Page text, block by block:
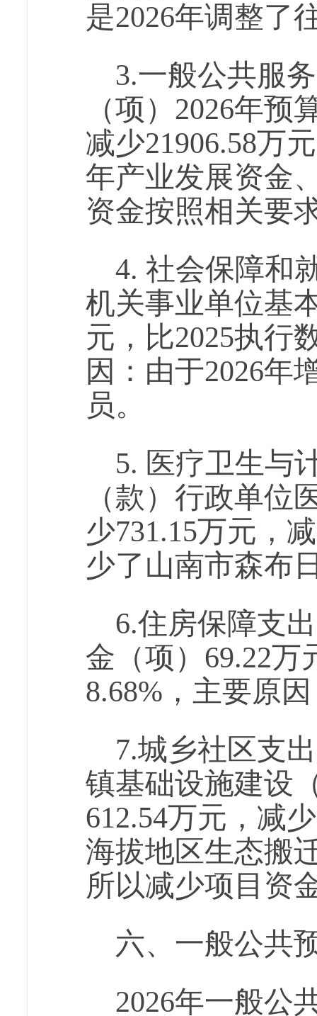
是2026年调整了
3.一般公共服
（项）2026年预
减少21906.58万
年产业发展资金
资金按照相关要
4. 社会保障和
机关事业单位基
元，比2025执行
因：由于2026年
员。
5. 医疗卫生与
（款）行政单位
少731.15万元，
少了山南市森布
6.住房保障支
金（项）69.22万
8.68%，主要原
7.城乡社区支
镇基础设施建设
612.54万元，减
海拔地区生态搬
所以减少项目资
六、一般公共
2026年一般公